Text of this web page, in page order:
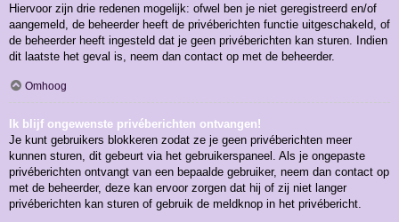
Hiervoor zijn drie redenen mogelijk: ofwel ben je niet geregistreerd en/of
aangemeld, de beheerder heeft de privéberichten functie uitgeschakeld, of
de beheerder heeft ingesteld dat je geen privéberichten kan sturen. Indien
dit laatste het geval is, neem dan contact op met de beheerder.
Omhoog
Ik blijf ongewenste privéberichten ontvangen!
Je kunt gebruikers blokkeren zodat ze je geen privéberichten meer
kunnen sturen, dit gebeurt via het gebruikerspaneel. Als je ongepaste
privéberichten ontvangt van een bepaalde gebruiker, neem dan contact op
met de beheerder, deze kan ervoor zorgen dat hij of zij niet langer
privéberichten kan sturen of gebruik de meldknop in het privébericht.